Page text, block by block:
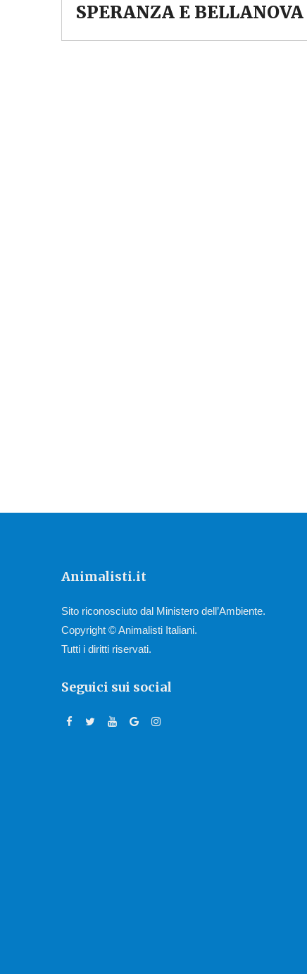
SPERANZA E BELLANOVA
Animalisti.it
Sito riconosciuto dal Ministero dell’Ambiente.
Copyright © Animalisti Italiani.
Tutti i diritti riservati.
Seguici sui social